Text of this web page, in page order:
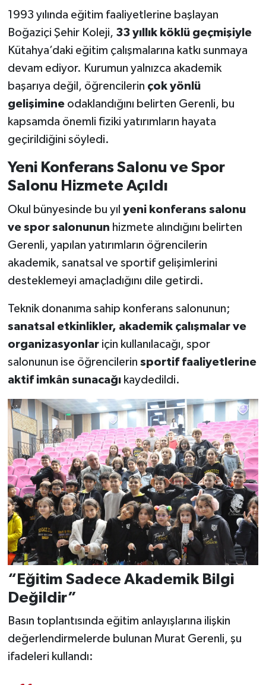
1993 yılında eğitim faaliyetlerine başlayan
Boğaziçi Şehir Koleji, 33 yıllık köklü geçmişiyle
Kütahya’daki eğitim çalışmalarına katkı sunmaya
devam ediyor. Kurumun yalnızca akademik
başarıya değil, öğrencilerin çok yönlü
gelişimineodaklandığını belirten Gerenli, bu
kapsamda önemli fiziki yatırımların hayata
geçirildiğini söyledi.
Yeni Konferans Salonu ve Spor
Salonu Hizmete Açıldı
Okul bünyesinde bu yıl yeni konferans salonu
ve spor salonunun hizmete alındığını belirten
Gerenli, yapılan yatırımların öğrencilerin
akademik, sanatsal ve sportif gelişimlerini
desteklemeyi amaçladığını dile getirdi.
Teknik donanıma sahip konferans salonunun;
sanatsal etkinlikler, akademik çalışmalar ve
organizasyonlariçin kullanılacağı, spor
salonunun ise öğrencilerin sportif faaliyetlerine
aktif imkân sunacağıkaydedildi.
“Eğitim Sadece Akademik Bilgi
Değildir”
Basın toplantısında eğitim anlayışlarına ilişkin
değerlendirmelerde bulunan Murat Gerenli, şu
ifadeleri kullandı: